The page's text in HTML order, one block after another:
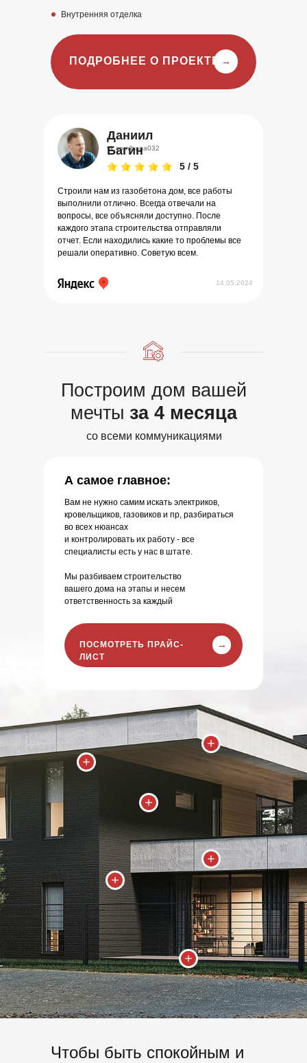
Даниил
Багин
14.05.2024
5 / 5
Строили нам из газобетона дом, все работы
выполнили отлично. Всегда отвечали на
вопросы, все объясняли доступно. После
каждого этапа строительства отправляли
отчет. Если находились какие то проблемы все
решали оперативно. Советую всем.
ПОДРОБНЕЕ О ПРОЕКТЕ →
Внутренняя отделка
vk.com/baga032
Построим дом вашей
мечты за 4 месяца
со всеми коммуникациями
А самое главное:
Вам не нужно самим искать электриков,
кровельщиков, газовиков и пр, разбираться
во всех нюансах
и контролировать их работу - все
специалисты есть у нас в штате.
Мы разбиваем строительство
вашего дома на этапы и несем
ответственность за каждый
ПОСМОТРЕТЬ ПРАЙС-
ЛИСТ
→
Чтобы быть спокойным и